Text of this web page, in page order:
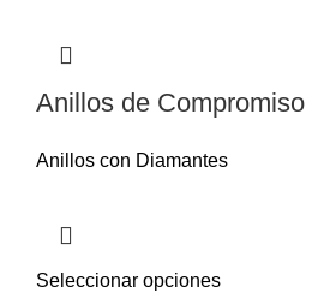
Anillos de Compromiso
Anillos con Diamantes
Seleccionar opciones